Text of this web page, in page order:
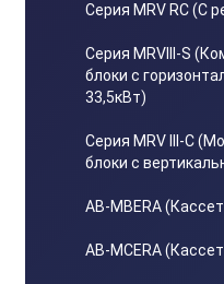
Серия MRV RC (С
Серия MRVIII-S
блоки с
33,5кВт)
Серия MRV III-C
блоки с
AB-MBERA
AB-MCERA